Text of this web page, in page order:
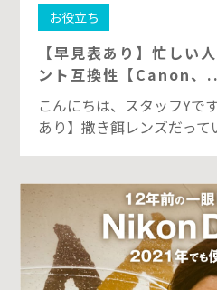
お役立ち
【早見表あり】忙しい
ント互換性【Canon、
こんにちは、スタッフYで
あり】撒き餌レンズだって